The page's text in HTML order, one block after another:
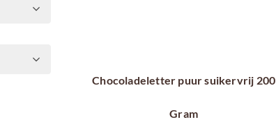
Chocoladeletter puur suikervrij 200
Gram